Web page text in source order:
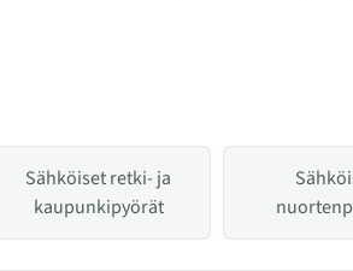
Sähköiset retki- ja
kaupunkipyörät